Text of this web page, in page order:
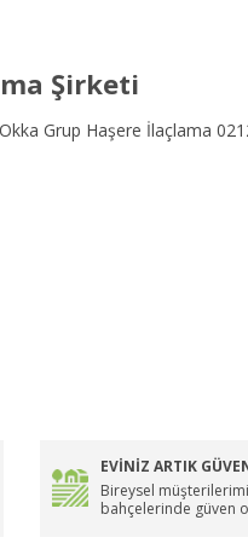
Şirketi
Grup Haşere İlaçlama
EVİNİZ ARTIK
Bireysel
bahçelerinde güven